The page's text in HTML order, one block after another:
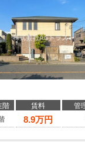
階 賃料 管
8.9万円